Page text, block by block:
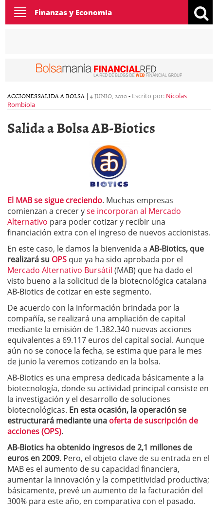
Toggle
navigation
Finanzas y Economía
ACCIONESSALIDA A BOLSA | 4 JUNIO, 2010- Escrito por: Nicolas
Rombiola
Salida a Bolsa AB-Biotics
El MAB se sigue creciendo. Muchas empresas
comienzan a crecer yse incorporan al Mercado
Alternativo para poder cotizar y recibir una
financiación extra con el ingreso de nuevos accionistas.
En este caso, le damos la bienvenida a AB-Biotics, que
realizará su OPS que ya ha sido aprobada por el
Mercado Alternativo Bursátil (MAB) que ha dado el
visto bueno a la solicitud de la biotecnológica catalana
AB-Biotics de cotizar en este segmento.
De acuerdo con la información brindada por la
compañía, se realizará una ampliación de capital
mediante la emisión de 1.382.340 nuevas acciones
equivalentes a 69.117 euros del capital social. Aunque
aún no se conoce la fecha, se estima que para le mes
de junio la veremos cotizando en la bolsa.
AB-Biotics es una empresa dedicada básicamente a la
biotecnología, donde su actividad principal consiste en
la investigación y el desarrollo de soluciones
biotecnológicas. En esta ocasión, la operación se
estructurará mediante una oferta de suscripción de
acciones (OPS).
AB-Biotics ha obtenido ingresos de 2,1 millones de
euros en 2009. Pero, el objeto clave de su entrada en el
MAB es el aumento de su capacidad financiera,
aumentar la innovación y la competitividad productiva;
básicamente, prevé un aumento de la facturación del
300% para este año, en comparativa con el pasado.